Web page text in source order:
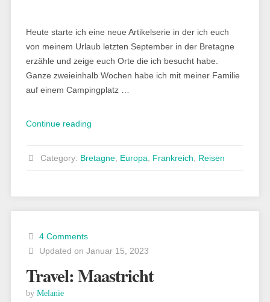
Heute starte ich eine neue Artikelserie in der ich euch
von meinem Urlaub letzten September in der Bretagne
erzähle und zeige euch Orte die ich besucht habe.
Ganze zweieinhalb Wochen habe ich mit meiner Familie
auf einem Campingplatz …
Continue reading„Travel:
Granit
Rose“
Category: Bretagne, Europa Frankreich Reisen
4 Comments
Updated on Januar 15, 2023
Travel: Maastricht
by Melanie